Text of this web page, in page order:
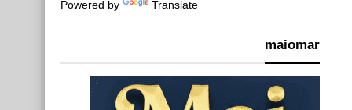
Powered by Translate
maiomar